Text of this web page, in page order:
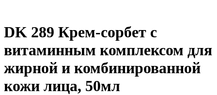
DK 289 Крем-сорбет с
витаминным комплексом для
жирной и комбинированной
кожи лица, 50мл